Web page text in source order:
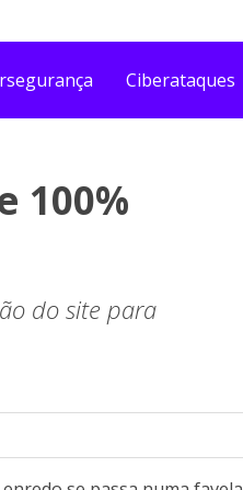
Ciberataques
100%
do site para